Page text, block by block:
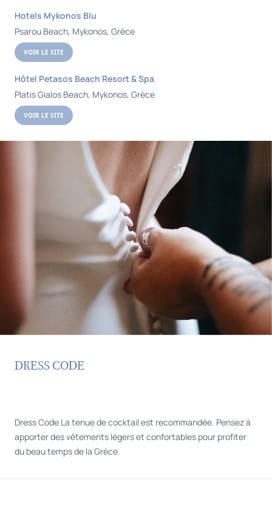
Hotels Mykonos Blu
Psarou Beach, Mykonos, Grèce
VOIR LE SITE
Hôtel Petasos Beach Resort & Spa
Platis Gialos Beach, Mykonos, Grèce
VOIR LE SITE
DRESS CODE
Dress Code La tenue de cocktail est recommandée. Pensez à
apporter des vêtements légers et confortables pour profiter
du beau temps de la Grèce.